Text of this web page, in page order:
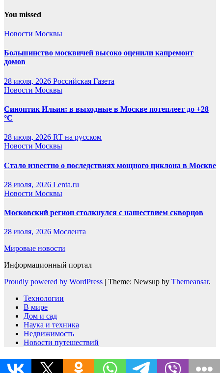
You missed
Новости Москвы
Большинство москвичей высоко оценили капремонт
домов
28 июля, 2026 Российская Газета
Новости Москвы
Синоптик Ильин: в выходные в Москве потеплеет до +28
°C
28 июля, 2026 RT на русском
Новости Москвы
Стало известно о последствиях мощного циклона в Москве
28 июля, 2026 Lenta.ru
Новости Москвы
Московский регион столкнулся с нашествием скворцов
28 июля, 2026 Мослента
Мировые новости
Информационный портал
Proudly powered by WordPress | Theme: Newsup by Themeansar.
Технологии
В мире
Дом и сад
Наука и техника
Недвижимость
Новости путешествий